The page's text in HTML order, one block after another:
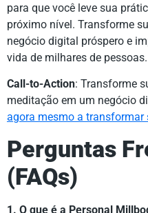
para que você leve sua
próximo nível. Transforme
negócio digital próspero e
vida de milhares de pessoas.
Call-to-Action: Transforme
meditação em um negócio
agora mesmo a transformar
Perguntas
(FAQs)
1. O que é a Personal